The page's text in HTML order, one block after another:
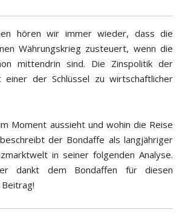
hören wir immer wieder, dass die
Währungskrieg zusteuert, wenn die
mittendrin sind. Die Zinspolitik der
einer der Schlüssel zu wirtschaftlicher
Moment aussieht und wohin die Reise
der Bondaffe als langjähriger
in seiner folgenden Analyse.
dankt dem Bondaffen für diesen